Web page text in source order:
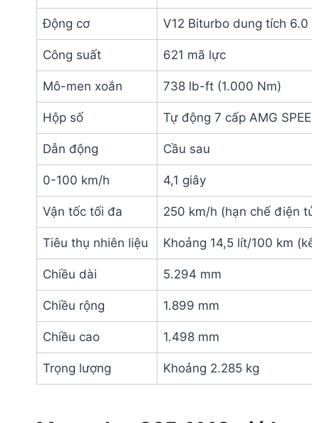
Động cơ V12 Biturbo dung tích 6.0
Công suất 621 mã lực
Mô-men xoắn 738 lb-ft (1.000 Nm)
Hộp số Tự động 7 cấp AMG
Dẫn động Cầu sau
0-100 km/h 4,1 giây
Vận tốc tối đa 250 km/h (hạn chế điện
Tiêu thụ nhiên liệu Khoảng 14,5 lít/100 km
Chiều dài 5.294 mm
Chiều rộng 1.899 mm
Chiều cao 1.498 mm
Trọng lượng Khoảng 2.285 kg